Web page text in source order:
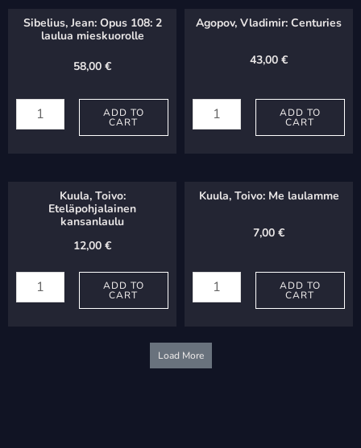
Sibelius, Jean: Opus 108: 2
laulua mieskuorolle
58,00 €
Jean:
laulua
mieskuorolle
ADD TO
CART
Agopov, Vladimir: Centuries
43,00 €
Vladimir:
ADD TO
CART
Kuula, Toivo:
Eteläpohjalainen
kansanlaulu
12,00 €
Toivo:
Eteläpohjalainen
ADD TO
CART
Kuula, Toivo: Me laulamme
7,00 €
Toivo:
quantity
ADD TO
CART
Load More